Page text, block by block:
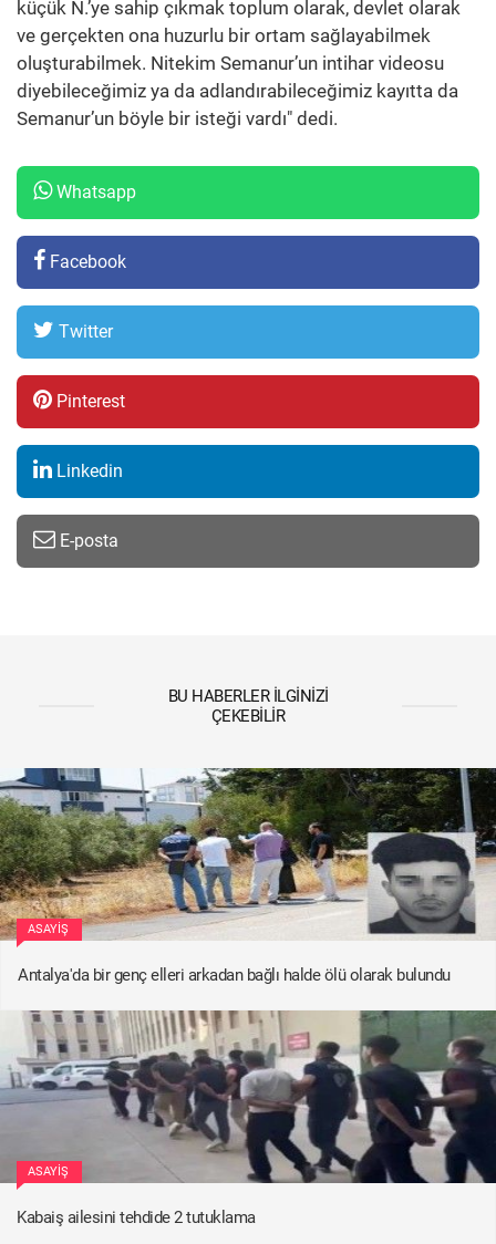
küçük N.’ye sahip çıkmak toplum olarak, devlet olarak
ve gerçekten ona huzurlu bir ortam sağlayabilmek
oluşturabilmek. Nitekim Semanur’un intihar videosu
diyebileceğimiz ya da adlandırabileceğimiz kayıtta da
Semanur’un böyle bir isteği vardı" dedi.
Whatsapp
Facebook
Twitter
Pinterest
Linkedin
E-posta
BU HABERLER İLGINIZI
ÇEKEBILIR
ASAYIŞ
Antalya'da bir genç elleri arkadan bağlı halde ölü olarak bulundu
ASAYIŞ
Kabaiş ailesini tehdide 2 tutuklama